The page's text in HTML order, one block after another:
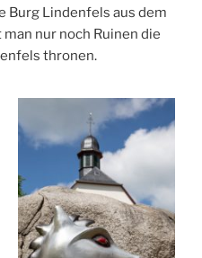
Burg Lindenfels aus dem
nur noch Ruinen die
thronen.